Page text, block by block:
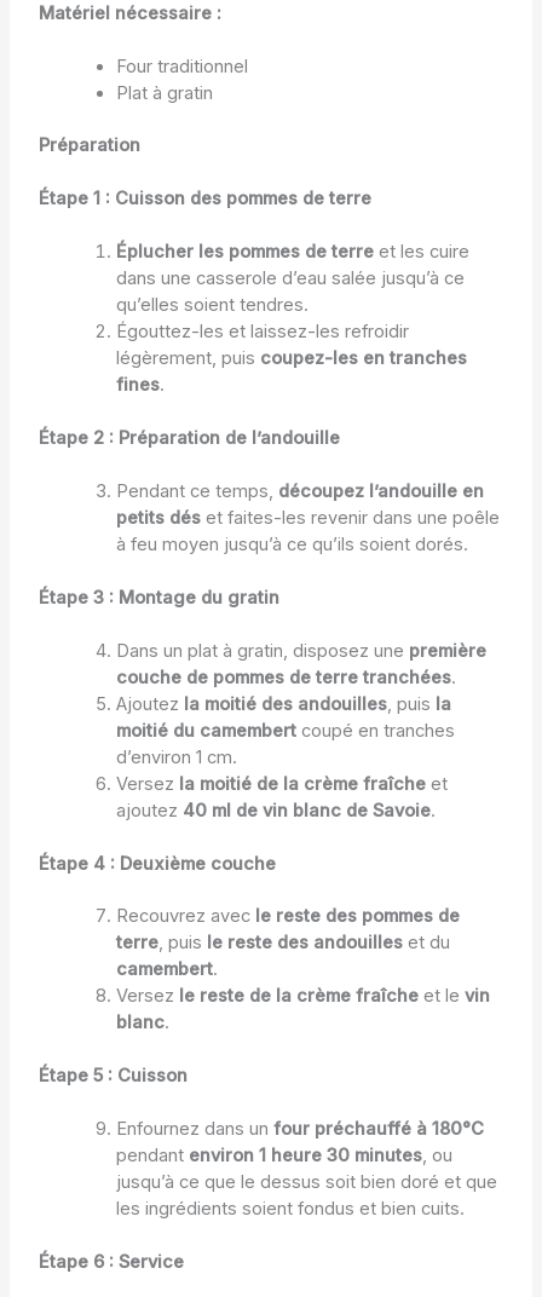
Matériel nécessaire :
Four traditionnel
Plat à gratin
Préparation
Étape 1 : Cuisson des pommes de terre
Éplucher les pommes de terreet les cuire
dans une casserole d’eau salée jusqu’à ce
qu’elles soient tendres.
Égouttez-les et laissez-les refroidir
légèrement, puis coupez-les en tranches
fines.
Étape 2 : Préparation de l’andouille
Pendant ce temps, découpez l’andouille en
petits déset faites-les revenir dans une poêle
à feu moyen jusqu’à ce qu’ils soient dorés.
Étape 3 : Montage du gratin
Dans un plat à gratin, disposez une première
couche de pommes de terre tranchées.
Ajoutez la moitié des andouilles, puis la
moitié du camembertcoupé en tranches
d’environ 1 cm.
Versez la moitié de la crème fraîcheet
ajoutez 40 ml de vin blanc de Savoie.
Étape 4 : Deuxième couche
Recouvrez avec le reste des pommes de
terre, puis le reste des andouilleset du
camembert.
Versez le reste de la crème fraîcheet le vin
blanc.
Étape 5 : Cuisson
Enfournez dans un four préchauffé à 180°C
pendant environ 1 heure 30 minutes, ou
jusqu’à ce que le dessus soit bien doré et que
les ingrédients soient fondus et bien cuits.
Étape 6 : Service